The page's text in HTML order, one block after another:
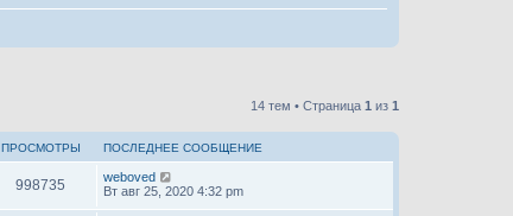
14 тем • Страница 1 из 1
ПРОСМОТРЫ ПОСЛЕДНЕЕ СООБЩЕНИЕ
998735
weboved
Вт авг 25, 2020 4:32 pm